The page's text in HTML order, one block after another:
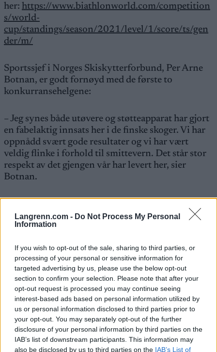
Langrenn.com - Do Not Process My Personal
Information
If you wish to opt-out of the sale, sharing to third parties, or
processing of your personal or sensitive information for
targeted advertising by us, please use the below opt-out
section to confirm your selection. Please note that after your
opt-out request is processed you may continue seeing
interest-based ads based on personal information utilized by
us or personal information disclosed to third parties prior to
your opt-out. You may separately opt-out of the further
disclosure of your personal information by third parties on the
IAB’s list of downstream participants. This information may
also be disclosed by us to third parties on the IAB’s List of
her: https://www.biathlonworld.com/competition
s/world-
cup/standings/season/2021/level/1/score/ts/gen
der/m/
Sportssjef i Norges Skiskytterforbund, Per Arne
Botnan, er godt fornøyd med de første to
konkurransehelgene:
– Jeg synes både utøvere og støtteapparat har gjort
en fabelaktig innsats her i de finske skoger. Vi har
oppnådd svært gode resultater og vi har vært
veldig flinke i forhold til smittevern. Det står stor
respekt av det gjengen vår har levert her, sier
Botnan.
KVINNER
Tiril Kampenhaug Eckhoff (Fossum IF)
Emilie Kalkenberg (Skonseng UL)
Karoline Knotten (Vingrom IL)